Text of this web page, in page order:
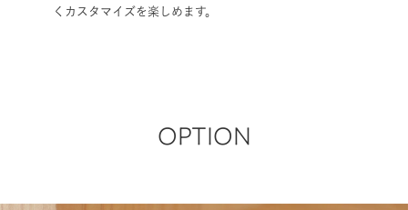
くカスタマイズを楽しめます。
OPTION